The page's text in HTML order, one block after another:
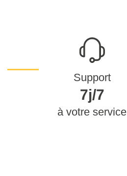
Support
7j/7
à votre service